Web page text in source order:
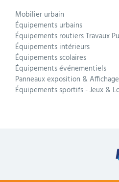
Mobilier urbain
Équipements urbains
Équipements intérieurs
Équipements scolaires
Équipements événementiels
Panneaux exposition & Affichage